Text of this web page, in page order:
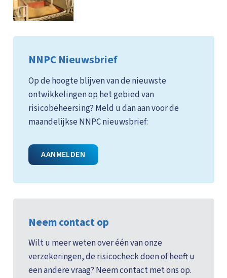
NNPC Nieuwsbrief
Op de hoogte blijven van de nieuwste
ontwikkelingen op het gebied van
risicobeheersing? Meld u dan aan voor de
maandelijkse NNPC nieuwsbrief:
AANMELDEN
Neem contact op
Wilt u meer weten over één van onze
verzekeringen, de risicocheck doen of heeft u
een andere vraag? Neem contact met ons op.